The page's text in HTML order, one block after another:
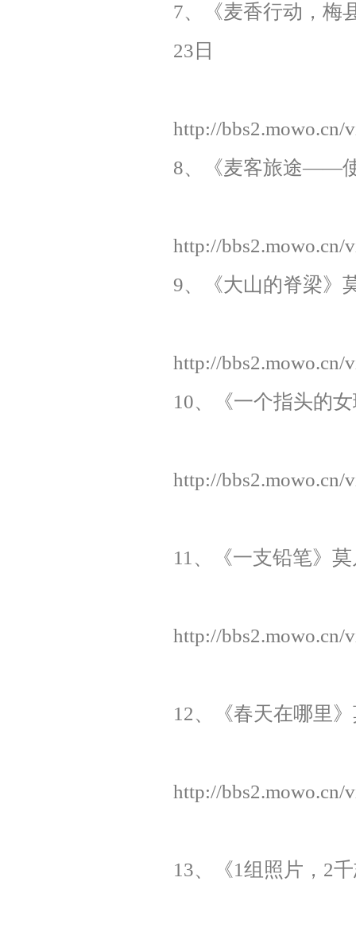
7、《麦香行动，梅
23日
http://bbs2.mowo.cn/
8、《麦客旅途——
http://bbs2.mowo.cn/
9、《大山的脊梁》
http://bbs2.mowo.cn/
10、《一个指头的
http://bbs2.mowo.cn/
11、《一支铅笔》
http://bbs2.mowo.cn/
12、《春天在哪里
http://bbs2.mowo.cn/
13、《1组照片，2